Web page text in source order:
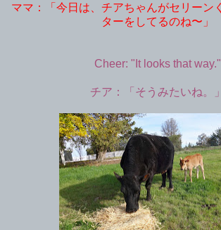
ママ：「今日は、チアちゃんがセリーン
ターをしてるのね〜」
Cheer: "It looks that way."
チア：「そうみたいね。」